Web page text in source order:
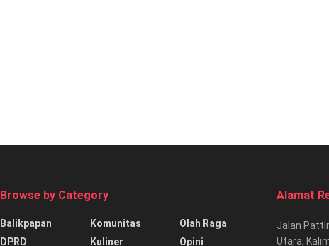
Browse by Category
Balikpapan
DPRD
Komunitas
Kuliner
Olah Raga
Opini
Alamat
Jalan
Utara,